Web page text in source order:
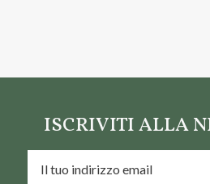
ISCRIVITI ALLA